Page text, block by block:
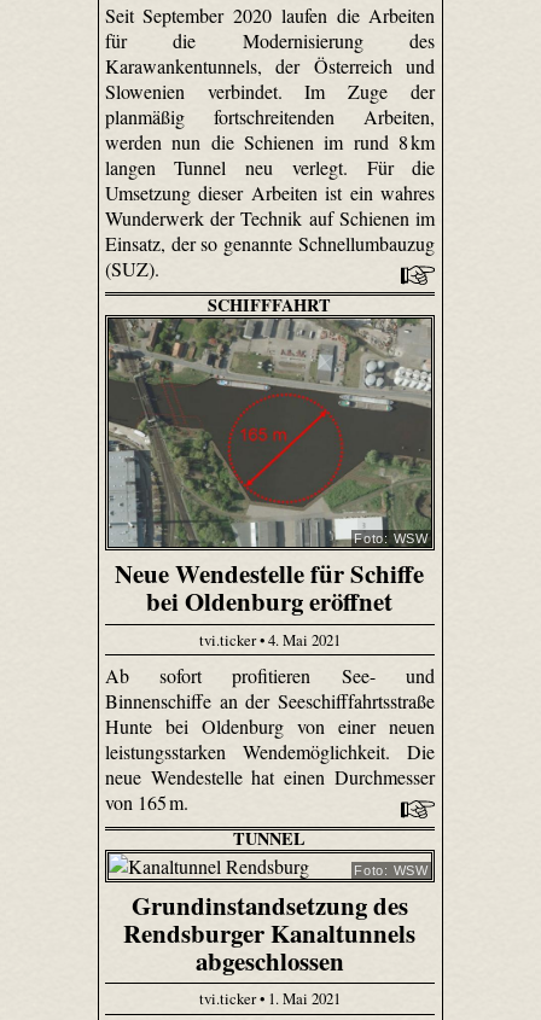
Seit September 2020 laufen die Arbeiten
für die Modernisierung des
Karawankentunnels, der Österreich und
Slowenien verbindet. Im Zuge der
planmäßig fortschreitenden Arbeiten,
werden nun die Schienen im rund 8 km
langen Tunnel neu verlegt. Für die
Umsetzung dieser Arbeiten ist ein wahres
Wunderwerk der Technik auf Schienen im
Einsatz, der so genannte Schnellumbauzug
(SUZ).
SCHIFFFAHRT
Foto: WSW
Neue Wendestelle für Schiffe
bei Oldenburg eröffnet
tvi.ticker • 4. Mai 2021
Ab sofort profitieren See- und
Binnenschiffe an der Seeschifffahrtsstraße
Hunte bei Oldenburg von einer neuen
leistungsstarken Wendemöglichkeit. Die
neue Wendestelle hat einen Durchmesser
von 165 m.
TUNNEL
Foto: WSW
Grundinstandsetzung des
Rendsburger Kanaltunnels
abgeschlossen
tvi.ticker • 1. Mai 2021